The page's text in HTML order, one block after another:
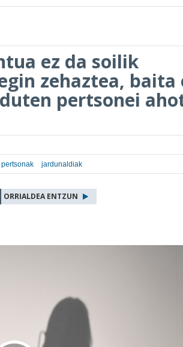
ez da soilik
zehaztea, baita
pertsonei
jardunaldiak
ORRIALDEA ENTZUN